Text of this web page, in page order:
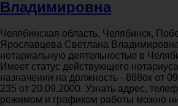
Владимировна
Челябинская область, Челябинск,
Ярославцева Светлана
нотариальную деятельностью в
Имеет статус действующего
назначении на должность - 868ок от
235 от 20.09.2000. Узнать адрес,
режимом и графиком работы можно